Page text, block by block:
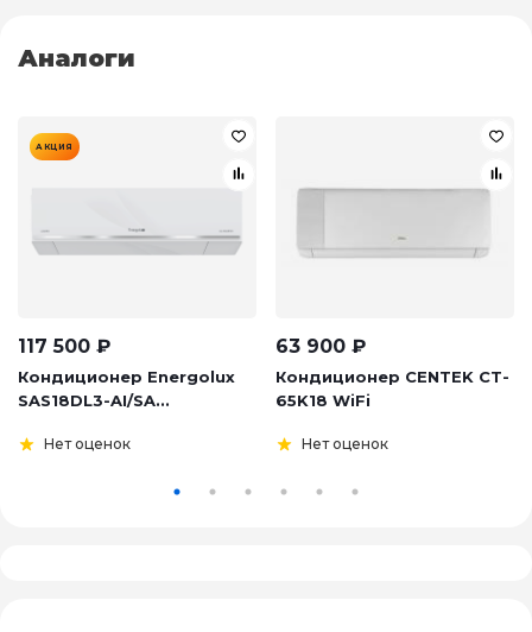
Аналоги
АКЦИЯ
117 500 ₽
Кондиционер Energolux
SAS18DL3-AI/SA...
Нет оценок
63 900 ₽
Кондиционер CENTEK CT-
65K18 WiFi
Нет оценок